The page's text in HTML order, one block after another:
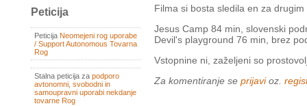
Peticija
Peticija Neomejeni rog uporabe
/ Support Autonomous Tovarna
Rog
Stalna peticija za podporo
avtonomni, svobodni in
samoupravni uporabi nekdanje
tovarne Rog
Filma si bosta sledila en za
Jesus Camp 84 min, slovenski
Devil's playground 76 min, brez
Vstopnine ni, zaželjeni so
Za komentiranje se prijavioz.